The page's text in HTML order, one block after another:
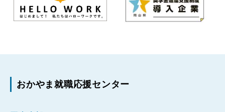
おかやま就職応援センター